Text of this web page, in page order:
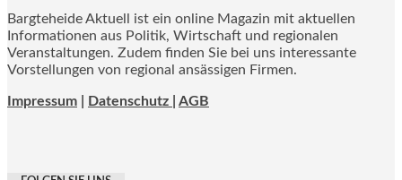
Bargteheide Aktuell ist ein online Magazin mit aktuellen
Informationen aus Politik, Wirtschaft und regionalen
Veranstaltungen. Zudem finden Sie bei uns interessante
Vorstellungen von regional ansässigen Firmen.
Impressum Datenschutz | AGB